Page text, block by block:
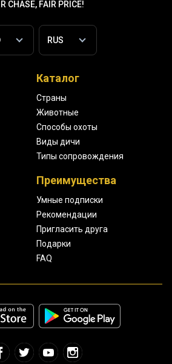
CHASE, FAIR PRICE!
Каталог
Страны
Животные
Способы охоты
Виды дичи
Типы сопровождения
Преимущества
Умные подписки
Рекомендации
Пригласить друга
Подарки
FAQ